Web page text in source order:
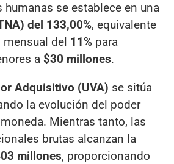
se establece en una
del 133,00%, equivalente
del 11% para
a $30 millones.
Adquisitivo (UVA) se sitúa
la evolución del poder
Mientras tanto, las
brutas alcanzan la
millones, proporcionando